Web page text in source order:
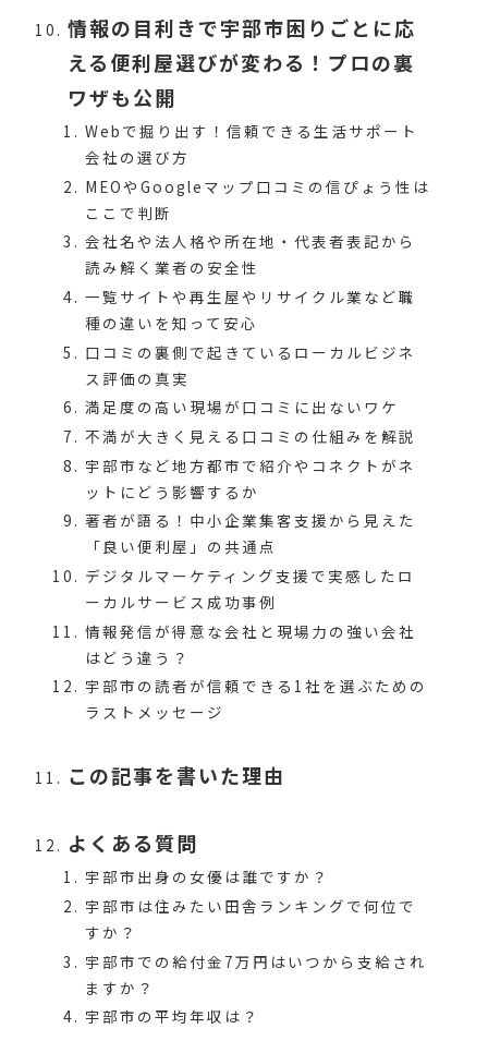
情報の目利きで宇部市困りごとに応
える便利屋選びが変わる！プロの裏
ワザも公開
Webで掘り出す！信頼できる生活サポート
会社の選び方
MEOやGoogleマップ口コミの信ぴょう性は
ここで判断
会社名や法人格や所在地・代表者表記から
読み解く業者の安全性
一覧サイトや再生屋やリサイクル業など職
種の違いを知って安心
口コミの裏側で起きているローカルビジネ
ス評価の真実
満足度の高い現場が口コミに出ないワケ
不満が大きく見える口コミの仕組みを解説
宇部市など地方都市で紹介やコネクトがネ
ットにどう影響するか
著者が語る！中小企業集客支援から見えた
「良い便利屋」の共通点
デジタルマーケティング支援で実感したロ
ーカルサービス成功事例
情報発信が得意な会社と現場力の強い会社
はどう違う？
宇部市の読者が信頼できる1社を選ぶための
ラストメッセージ
この記事を書いた理由
よくある質問
宇部市出身の女優は誰ですか？
宇部市は住みたい田舎ランキングで何位で
すか？
宇部市での給付金7万円はいつから支給され
ますか？
宇部市の平均年収は？